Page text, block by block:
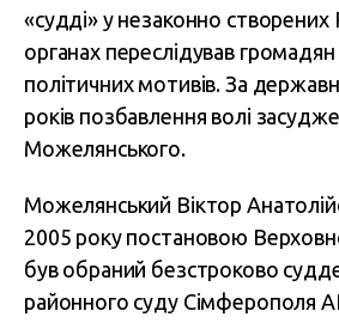
«судді» у незаконно
органах переслідував громадян
політичних мотивів. За
років позбавлення волі
Можелянського.
Можелянський Віктор
2005 року постановою
був обраний безстроково
районного суду Сімферополя